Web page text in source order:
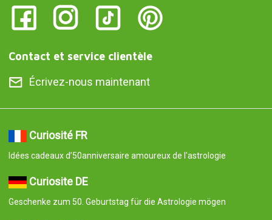
Contact et service clientèle
Écrivez-nous maintenant
Curiosité FR
Idées cadeaux d’50anniversaire amoureux de l'astrologie
Curiosite DE
Geschenke zum 50. Geburtstag für die Astrologie mögen